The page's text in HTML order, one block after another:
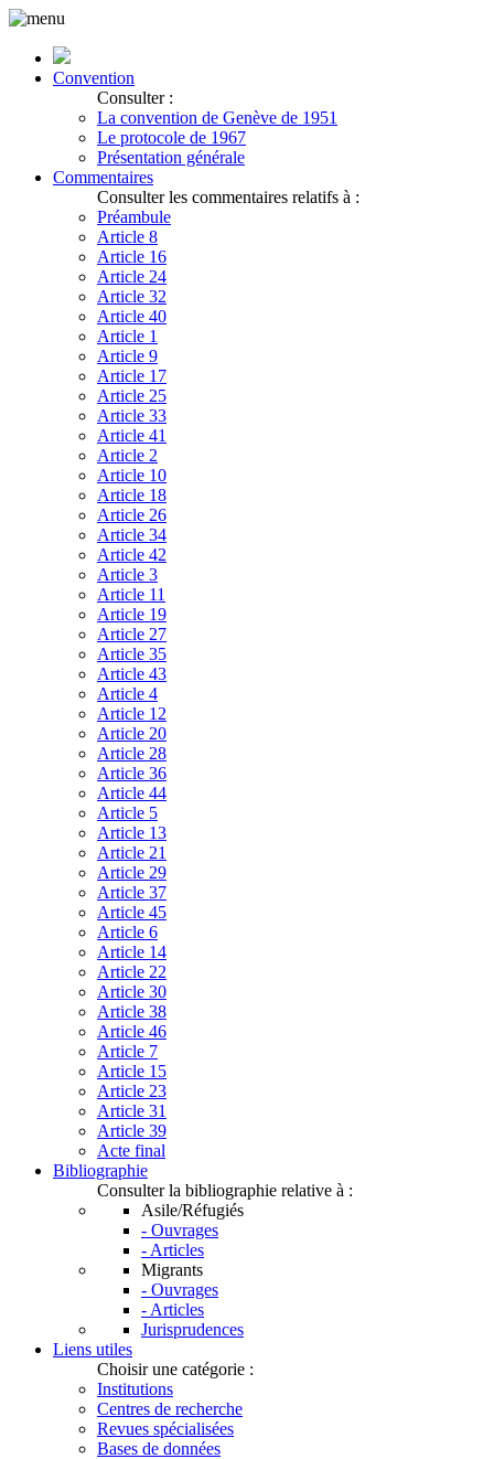
Convention
Consulter :
La convention de Genève de 1951
Le protocole de 1967
Présentation générale
Commentaires
Consulter les commentaires relatifs à :
Préambule
Article 8
Article 16
Article 24
Article 32
Article 40
Article 1
Article 9
Article 17
Article 25
Article 33
Article 41
Article 2
Article 10
Article 18
Article 26
Article 34
Article 42
Article 3
Article 11
Article 19
Article 27
Article 35
Article 43
Article 4
Article 12
Article 20
Article 28
Article 36
Article 44
Article 5
Article 13
Article 21
Article 29
Article 37
Article 45
Article 6
Article 14
Article 22
Article 30
Article 38
Article 46
Article 7
Article 15
Article 23
Article 31
Article 39
Acte final
Bibliographie
Consulter la bibliographie relative à :
Asile/Réfugiés
- Ouvrages
- Articles
Migrants
- Ouvrages
- Articles
Jurisprudences
Liens utiles
Choisir une catégorie :
Institutions
Centres de recherche
Revues spécialisées
Bases de données